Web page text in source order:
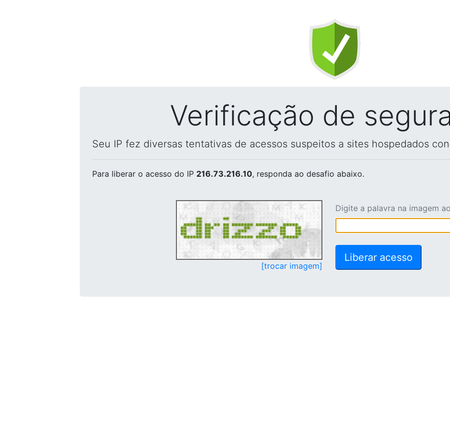
Verificação de
Seu IP fez diversas tentativas de acessos suspeitos a sites hospedados
Para liberar o acesso do IP 216.73.216.10, responda ao desafio abaixo.
[trocar imagem]
Digite a palavra na imagem